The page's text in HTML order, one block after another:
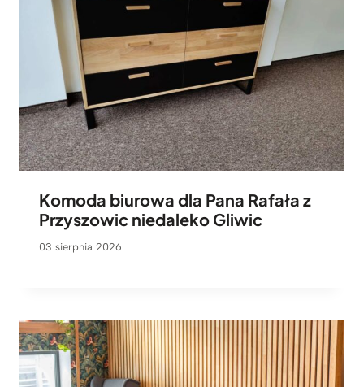
Komoda biurowa dla Pana Rafała z
Przyszowic niedaleko Gliwic
03 sierpnia 2026